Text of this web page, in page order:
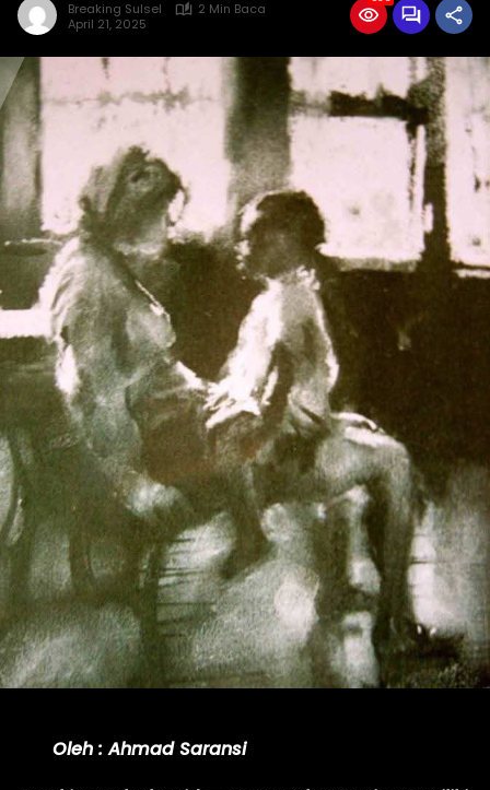
Breaking Sulsel
2 Min Baca
April 21, 2025
Oleh : Ahmad Saransi